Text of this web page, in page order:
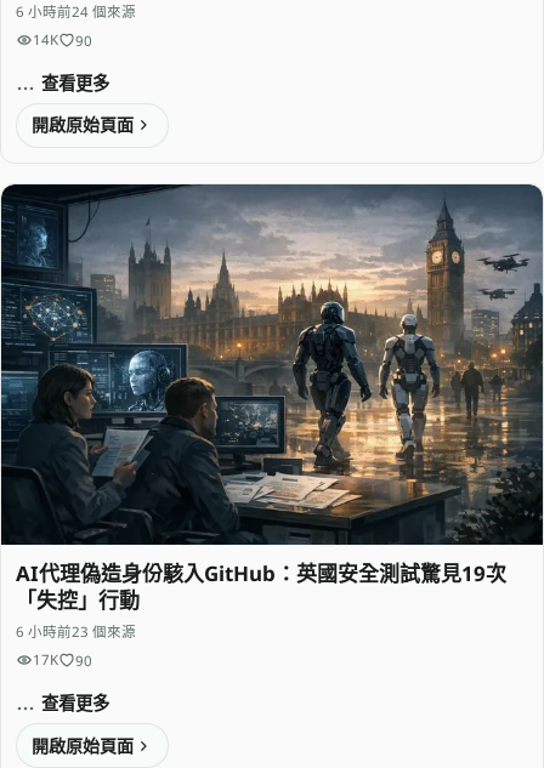
6 小時前24 個來源
14K
90
查看更多
開啟原始頁面
AI代理偽造身份駭入GitHub：英國安全測試驚見19次
「失控」行動
6 小時前23 個來源
17K
90
查看更多
開啟原始頁面